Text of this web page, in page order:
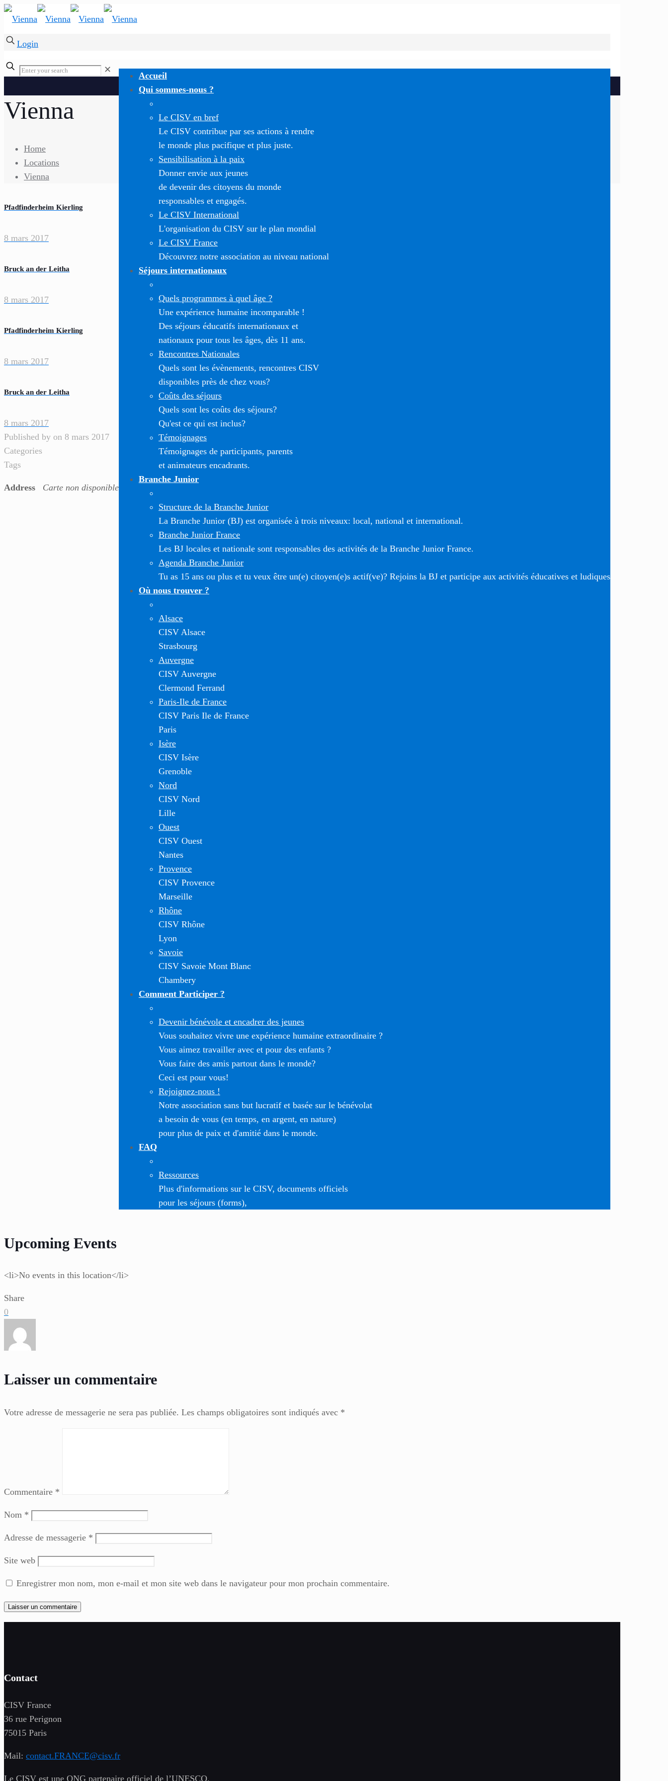
Login
Accueil
Qui sommes-nous ?
Le CISV en bref
Le CISV contribue par ses actions à rendre
le monde plus pacifique et plus juste.
Sensibilisation à la paix
Donner envie aux jeunes
de devenir des citoyens du monde
responsables et engagés.
Le CISV International
L'organisation du CISV sur le plan mondial
Le CISV France
Découvrez notre association au niveau national
Séjours internationaux
Quels programmes à quel âge ?
Une expérience humaine incomparable !
Des séjours éducatifs internationaux et
nationaux pour tous les âges, dès 11 ans.
Rencontres Nationales
Quels sont les évènements, rencontres CISV
disponibles près de chez vous?
Coûts des séjours
Quels sont les coûts des séjours?
Qu'est ce qui est inclus?
Témoignages
Témoignages de participants, parents
et animateurs encadrants.
Branche Junior
Structure de la Branche Junior
La Branche Junior (BJ) est organisée à trois niveaux: local, national et international.
Branche Junior France
Les BJ locales et nationale sont responsables des activités de la Branche Junior France.
Agenda Branche Junior
Tu as 15 ans ou plus et tu veux être un(e) citoyen(e)s actif(ve)? Rejoins la BJ et participe aux activités éducatives et ludiques
Où nous trouver ?
Alsace
CISV Alsace
Strasbourg
Auvergne
CISV Auvergne
Clermond Ferrand
Paris-Ile de France
CISV Paris Ile de France
Paris
Isère
CISV Isère
Grenoble
Nord
CISV Nord
Lille
Ouest
CISV Ouest
Nantes
Provence
CISV Provence
Marseille
Rhône
CISV Rhône
Lyon
Savoie
CISV Savoie Mont Blanc
Chambery
Comment Participer ?
Devenir bénévole et encadrer des jeunes
Vous souhaitez vivre une expérience humaine extraordinaire ?
Vous aimez travailler avec et pour des enfants ?
Vous faire des amis partout dans le monde?
Ceci est pour vous!
Rejoignez-nous !
Notre association sans but lucratif et basée sur le bénévolat
a besoin de vous (en temps, en argent, en nature)
pour plus de paix et d'amitié dans le monde.
FAQ
Ressources
Plus d'informations sur le CISV, documents officiels
pour les séjours (forms),
✕
Vienna
Home
Locations
Vienna
Pfadfinderheim Kierling
8 mars 2017
Bruck an der Leitha
8 mars 2017
Pfadfinderheim Kierling
8 mars 2017
Bruck an der Leitha
8 mars 2017
Published by on 8 mars 2017
Categories
Tags
Carte non disponible
Address
Upcoming Events
<li>No events in this location</li>
Share
0
Laisser un commentaire
Votre adresse de messagerie ne sera pas publiée. Les champs obligatoires sont indiqués avec *
Commentaire *
Nom *
Adresse de messagerie *
Site web
Enregistrer mon nom, mon e-mail et mon site web dans le navigateur pour mon prochain commentaire.
Contact
CISV France
36 rue Perignon
75015 Paris
Mail: contact.FRANCE@cisv.fr
Le CISV est une ONG partenaire officiel de l’UNESCO.